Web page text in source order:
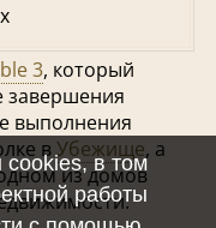
3, который
завершения
выполнения
вУбежище, а
из домов
cookies, в том
работы